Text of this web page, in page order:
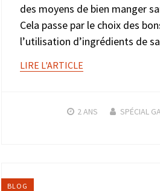
des moyens de bien manger
Cela passe par le choix des
l’utilisation d’ingrédients de
LIRE L'ARTICLE
2 ANS SPÉCIAL
BLOG